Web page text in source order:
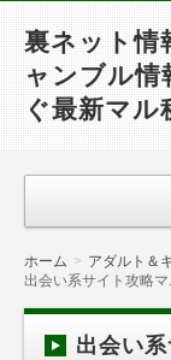
裏ネット情
ャンブル情
ぐ最新マル
ホーム
アダルト＆
出会い系サイト攻略
出会い